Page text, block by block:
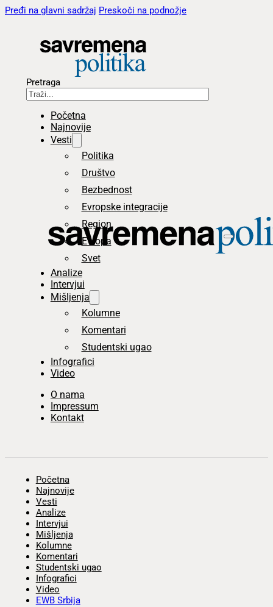
Pređi na glavni sadržaj Preskoči na podnožje
Pretraga
Početna
Najnovije
Vesti
Politika
Društvo
Bezbednost
Evropske integracije
Region
Evropa
Svet
Analize
Intervjui
Mišljenja
Kolumne
Komentari
Studentski ugao
Infografici
Video
O nama
Impressum
Kontakt
Početna
Najnovije
Vesti
Analize
Intervjui
Mišljenja
Kolumne
Komentari
Studentski ugao
Infografici
Video
EWB Srbija